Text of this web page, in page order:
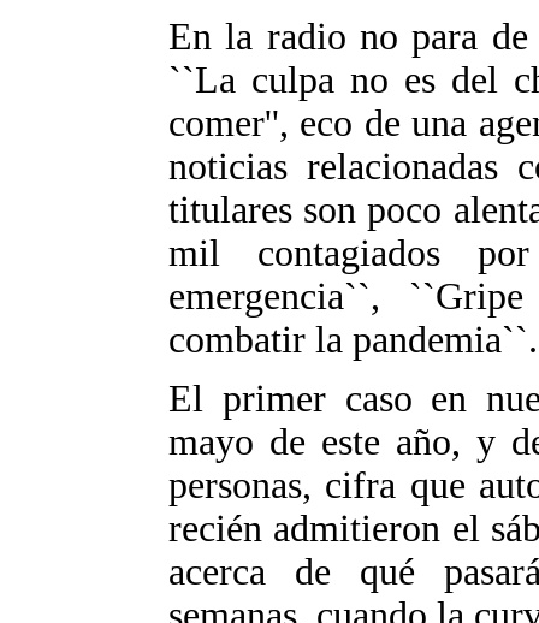
En la radio no para
``La culpa no es del
comer'', eco de una
noticias relacionadas
titulares son poco
mil contagiados
emergencia``,
combatir la pandemia``.
El primer caso en
mayo de este año, y
personas, cifra que
recién admitieron el
acerca de qué